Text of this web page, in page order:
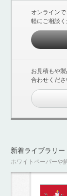
オンライン
軽にご相談
お見積もや
合わせくだ
新着ライブラリ
ホワイトペーパーや